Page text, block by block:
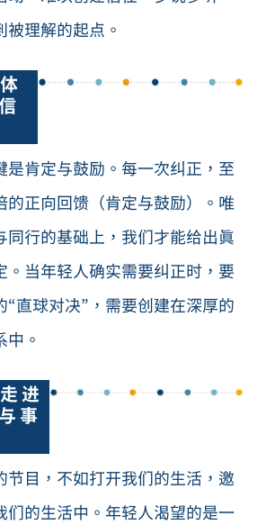
被理解的起点。
是肯定与鼓励。每一次纠正，至
的正向回馈（肯定与鼓励）。唯
同行的基础上，我们才能给出真
。当年轻人确实需要纠正时，要
“直球对决”，需要创建在深厚的
中。
进
事
节目，不如打开我们的生活，邀
们的生活中。年轻人渴望的是一